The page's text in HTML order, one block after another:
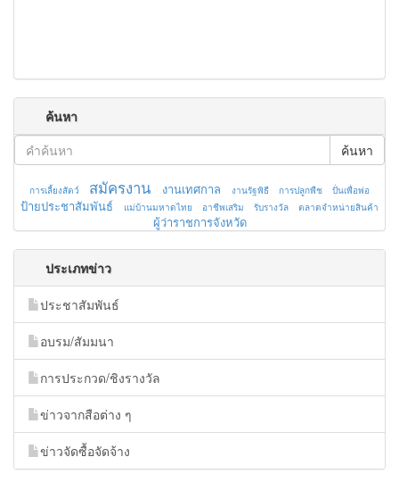
ค้นหา
ค้นหา
การเลี้ยงสัตว์ สมัครงาน งานเทศกาล งานรัฐพิธี การปลูกพืช ปั่นเพื่อพ่อ
ป้ายประชาสัมพันธ์ แม่บ้านมหาดไทย อาชีพเสริม รับรางวัล ตลาดจำหน่ายสินค้า
ผู้ว่าราชการจังหวัด
ประเภทข่าว
ประชาสัมพันธ์
อบรม/สัมมนา
การประกวด/ชิงรางวัล
ข่าวจากสือต่าง ๆ
ข่าวจัดซื้อจัดจ้าง